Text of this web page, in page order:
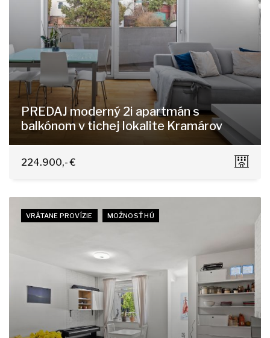
PREDAJ moderný 2i apartmán s
balkónom v tichej lokalite Kramárov
Ďumbierska, Bratislava - Nové Mesto
224.900,- €
VRÁTANE PROVÍZIE MOŽNOSŤ HÚ